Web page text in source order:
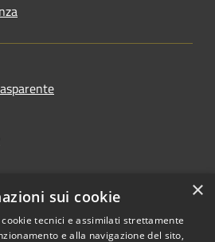
×
sui cookie
tecnici e assimilati strettamente
e alla navigazione del sito,